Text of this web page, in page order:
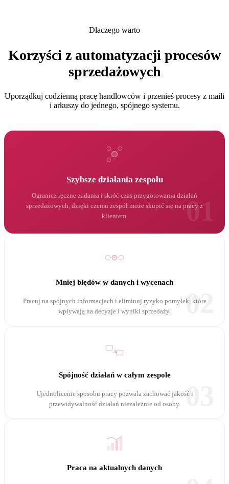
Dlaczego warto
Korzyści z automatyzacji procesów
sprzedażowych
Uporządkuj codzienną pracę handlowców i przenieś procesy z maili
i arkuszy do jednego, spójnego systemu.
01
Szybsze działania zespołu
Ogranicz ręczne zadania i skróć czas przygotowania działań
sprzedażowych, dzięki czemu zespół może skupić się na pracy z
klientem.
02
Mniej błędów w danych i wycenach
Pracuj na spójnych informacjach i eliminuj ryzyko pomyłek, które
wpływają na decyzje i wyniki sprzedaży.
03
Spójność działań w całym zespole
Ujednolicenie sposobu pracy pozwala zachować jakość i
przewidywalność działań niezależnie od osoby.
Praca na aktualnych danych